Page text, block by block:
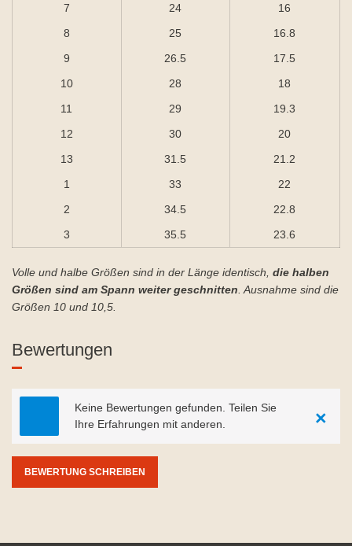
7
8
9
10
11
12
13
1
2
3
24
25
26.5
28
29
30
31.5
33
34.5
35.5
16
16.8
17.5
18
19.3
20
21.2
22
22.8
23.6
Volle und halbe Größen sind in der Länge identisch, die halben
Größen sind am Spann weiter geschnitten . Ausnahme sind die
Größen 10 und 10,5.
Bewertungen
Keine Bewertungen gefunden. Teilen Sie
Ihre Erfahrungen mit anderen.
×
BEWERTUNG SCHREIBEN